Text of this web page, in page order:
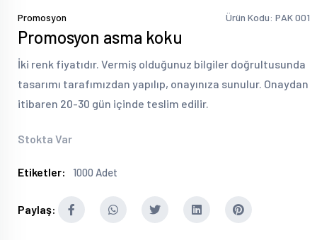
Promosyon Ürün Kodu: PAK 001
Promosyon asma koku
İki renk fiyatıdır. Vermiş olduğunuz bilgiler doğrultusunda
tasarımı tarafımızdan yapılıp, onayınıza sunulur. Onaydan
itibaren 20-30 gün içinde teslim edilir.
Stokta Var
Etiketler: 1000 Adet
Paylaş: